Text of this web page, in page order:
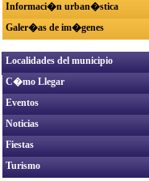
Informaci�n urban�stica
Galer�as de im�genes
Localidades del municipio
C�mo Llegar
Eventos
Noticias
Fiestas
Turismo